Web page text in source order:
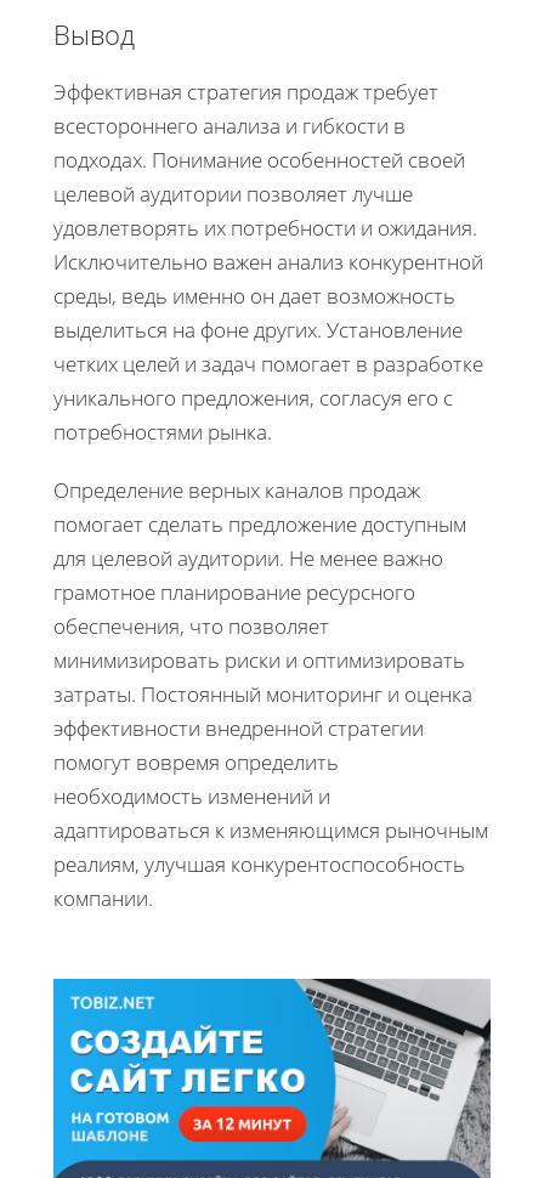
Вывод
Эффективная стратегия продаж требует
всестороннего анализа и гибкости в
подходах. Понимание особенностей своей
целевой аудитории позволяет лучше
удовлетворять их потребности и ожидания.
Исключительно важен анализ конкурентной
среды, ведь именно он дает возможность
выделиться на фоне других. Установление
четких целей и задач помогает в разработке
уникального предложения, согласуя его с
потребностями рынка.
Определение верных каналов продаж
помогает сделать предложение доступным
для целевой аудитории. Не менее важно
грамотное планирование ресурсного
обеспечения, что позволяет
минимизировать риски и оптимизировать
затраты. Постоянный мониторинг и оценка
эффективности внедренной стратегии
помогут вовремя определить
необходимость изменений и
адаптироваться к изменяющимся рыночным
реалиям, улучшая конкурентоспособность
компании.